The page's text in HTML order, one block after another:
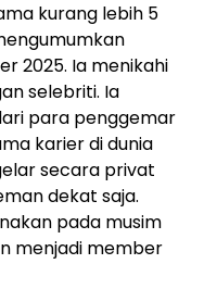
kurang lebih 5
2025. Ia menikahi
selebriti. Ia
para penggemar
karier di dunia
secara privat
dekat saja.
pada musim
menjadi member